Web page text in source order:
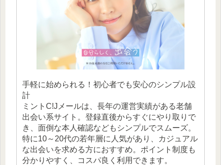
手軽に始められる！初心者でも安心のシンプル設
計
ミントC!Jメールは、長年の運営実績がある老舗
出会い系サイト。登録直後からすぐにやり取りで
き、面倒な本人確認などもシンプルでスムーズ。
特に10～20代の若年層に人気があり、カジュアル
な出会いを求める方におすすめ。ポイント制度も
分かりやすく、コスパ良く利用できます。